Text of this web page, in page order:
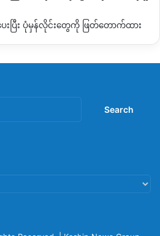
းပြီး ပုံမှန်လိုင်းတွေကို ဖြတ်တောက်ထား